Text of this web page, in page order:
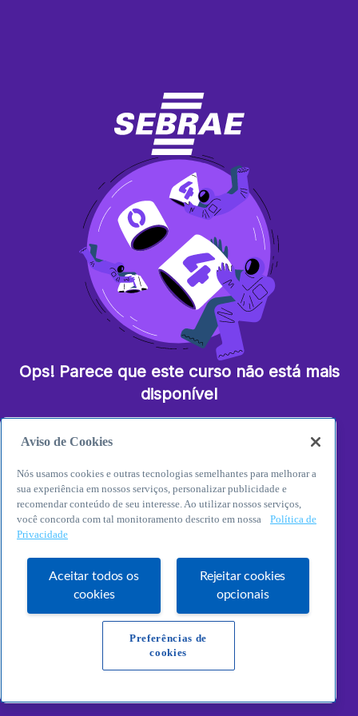
Ops! Parece que este curso não está mais
disponível
O Curso que você tentou acessar decidiu seguir seu
uma variedade de outros conteúdos disponíveis na
nossa página inicial. Basta clicar no botão abaixo
para descobrir outros cursos e consultorias que vão
te levar a novas dimensões do conhecimento.
Explore o seu potencial
empreendedor!
Aviso de Cookies
Nós usamos cookies e outras tecnologias semelhantes para melhorar a
sua experiência em nossos serviços, personalizar publicidade e
recomendar conteúdo de seu interesse. Ao utilizar nossos serviços,
você concorda com tal monitoramento descrito em nossa
Política de
Privacidade
Aceitar todos os
cookies
Rejeitar cookies
opcionais
Preferências de
cookies